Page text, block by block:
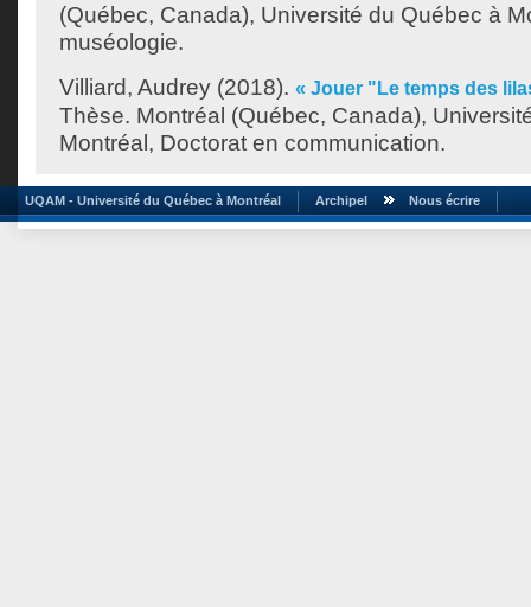
(Québec, Canada), Université du Québec à
muséologie.
Villiard, Audrey (2018). « Jouer "Le temps des
Thèse. Montréal (Québec, Canada),
Montréal, Doctorat en communication.
UQAM - Université du Québec à Montréal Archipel Nous écrire